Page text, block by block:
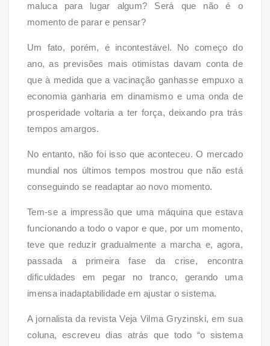
maluca para lugar algum? Será que não é o
momento de parar e pensar?
Um fato, porém, é incontestável. No começo do
ano, as previsões mais otimistas davam conta de
que à medida que a vacinação ganhasse empuxo a
economia ganharia em dinamismo e uma onda de
prosperidade voltaria a ter força, deixando pra trás
tempos amargos.
No entanto, não foi isso que aconteceu. O mercado
mundial nos últimos tempos mostrou que não está
conseguindo se readaptar ao novo momento.
Tem-se a impressão que uma máquina que estava
funcionando a todo o vapor e que, por um momento,
teve que reduzir gradualmente a marcha e, agora,
passada a primeira fase da crise, encontra
dificuldades em pegar no tranco, gerando uma
imensa inadaptabilidade em ajustar o sistema.
A jornalista da revista Veja Vilma Gryzinski, em sua
coluna, escreveu dias atrás que todo “o sistema